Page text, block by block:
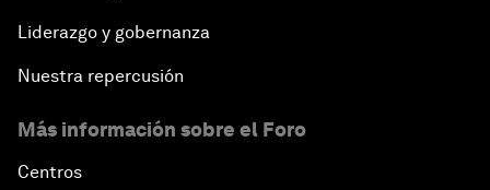
Liderazgo y gobernanza
Nuestra repercusión
Más información sobre el Foro
Centros